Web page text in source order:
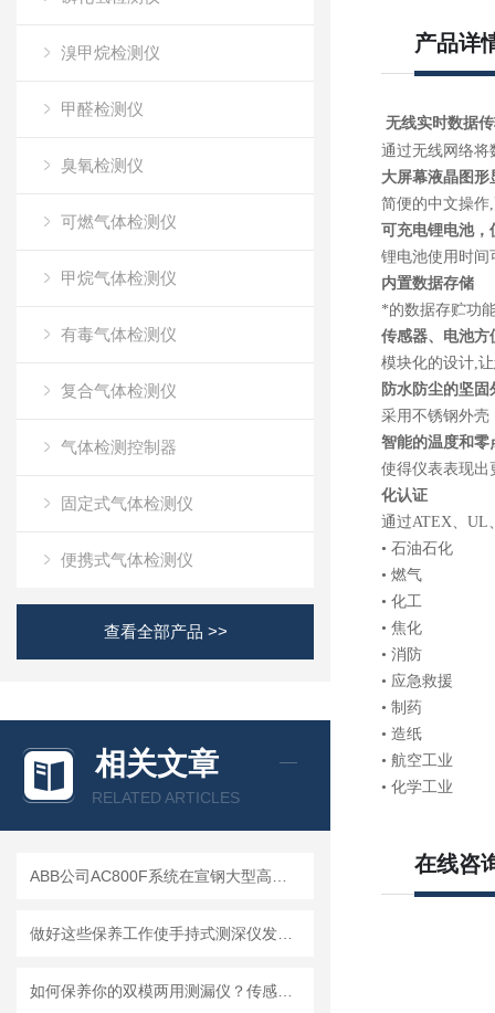
溴甲烷检测仪
甲醛检测仪
臭氧检测仪
可燃气体检测仪
甲烷气体检测仪
有毒气体检测仪
复合气体检测仪
气体检测控制器
固定式气体检测仪
便携式气体检测仪
查看全部产品 >>
相关文章
RELATED ARTICLES
产品详
无线实时数据
通过无线网络将
大屏幕液晶图形
简便的中文操作
可充电锂电池，
锂电池使用时间
内置数据存储
*的数据存贮功
传感器、电池方
模块化的设计,
防水防尘的坚固
采用不锈钢外壳
智能的温度和零
使得仪表表现出
化认证
通过ATEX、UL
• 石油石化
• 燃气
• 化工
• 焦化
• 消防
• 应急救援
• 制药
• 造纸
• 航空工业
• 化学工业
在线咨